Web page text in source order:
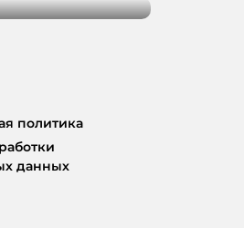
политика
данных